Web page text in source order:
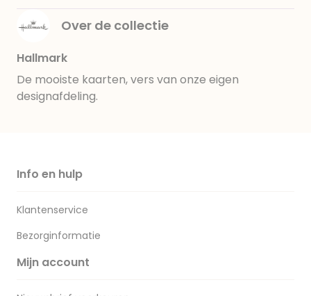
Over de collectie
Hallmark
De mooiste kaarten, vers van onze eigen
designafdeling.
Info en hulp
Klantenservice
Bezorginformatie
Mijn account